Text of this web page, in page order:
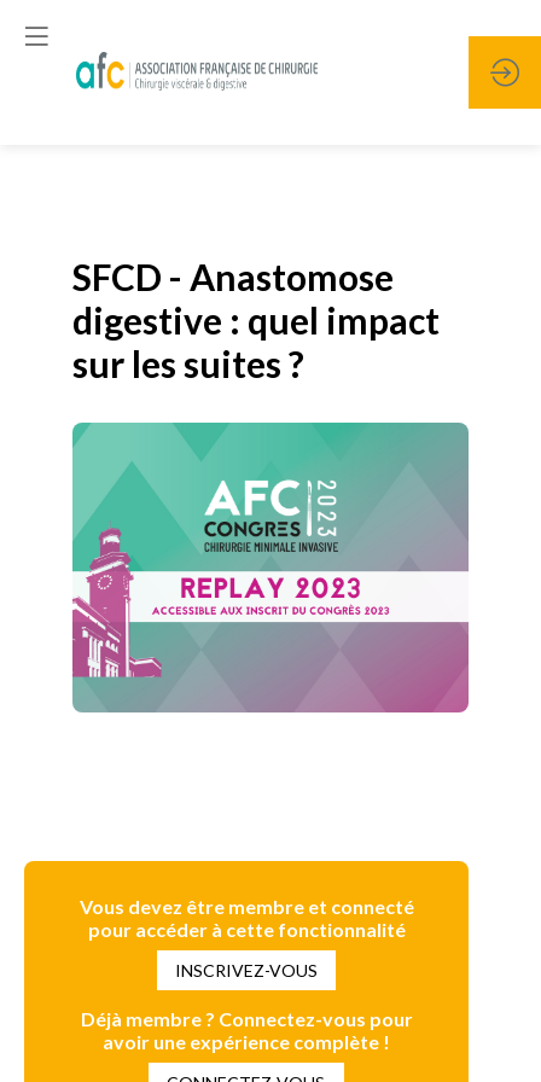
SFCD - Anastomose
digestive : quel impact
sur les suites ?
Vous devez être membre et connecté
pour accéder à cette fonctionnalité
INSCRIVEZ-VOUS
Déjà membre ? Connectez-vous pour
avoir une expérience complète !